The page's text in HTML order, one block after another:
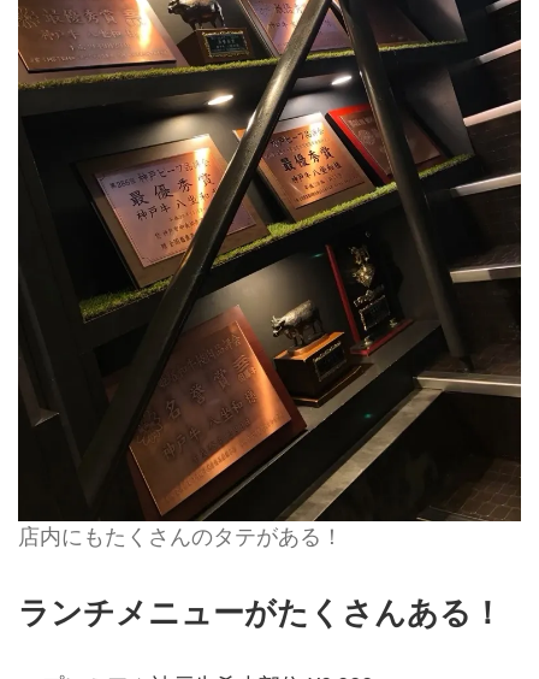
店内にもたくさんのタテがある！
ランチメニューがたくさんある！